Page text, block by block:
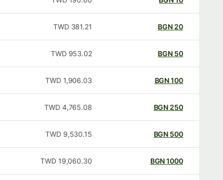
20
BGN
381.21
TWD
50
BGN
953.02
TWD
100
BGN
1,906.03
TWD
250
BGN
4,765.08
TWD
500
BGN
9,530.15
TWD
1000
BGN
19,060.30
TWD